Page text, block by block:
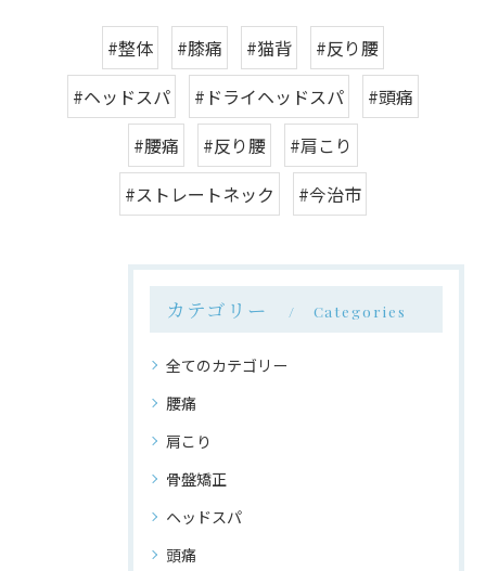
#整体 #膝痛 #猫背
#反り腰
#ヘッドスパ
#ドライヘッドスパ
#頭痛
#腰痛
#反り腰
#肩こり
#ストレートネック
#今治市
カテゴリー Categories
全てのカテゴリー
腰痛
肩こり
骨盤矯正
ヘッドスパ
頭痛